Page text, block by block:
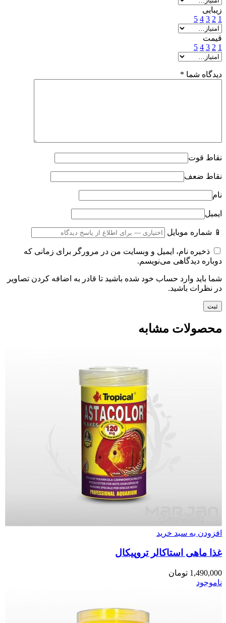
زیبایی
1
2
3
4
5
قیمت
1
2
3
4
5
دیدگاه شما *
نقاط قوت
نقاط ضعف
نام
ایمیل
📱 شماره موبایل
ذخیره نام، ایمیل و وبسایت من در مرورگر برای زمانی که
دوباره دیدگاهی می‌نویسم.
شما باید وارد حساب خود شده باشید تا قادر به اضافه کردن تصاویر
در نظرات باشید.
محصولات مشابه
افزودن به سبد خرید
غذا ماهی استاکالر تروپیکال
1,490,000 تومان
ناموجود